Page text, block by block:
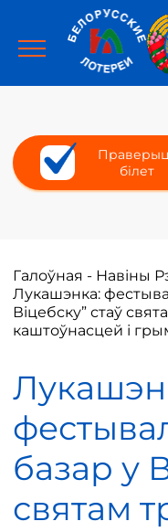
білет
Галоўная - Навіны
Лукашэнка:
Віцебску” стаў
каштоўнасцей і
базар у
святам